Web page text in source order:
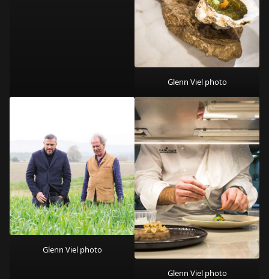
Glenn Viel photo
Glenn Viel photo
Glenn Viel photo